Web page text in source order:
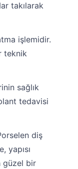
takılarak
işlemidir.
teknik
sağlık
tedavisi
diş
yapısı
güzel bir